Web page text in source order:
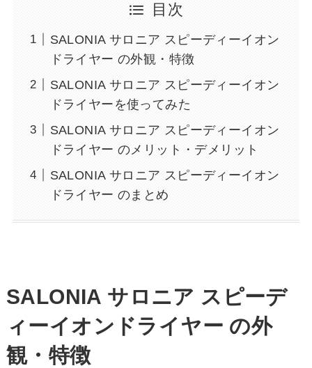
目次
SALONIA サロニア スピーディーイオン
ドライヤー の外観・特徴
SALONIA サロニア スピーディーイオン
ドライヤーを使ってみた
SALONIA サロニア スピーディーイオン
ドライヤー のメリット・デメリット
SALONIA サロニア スピーディーイオン
ドライヤー のまとめ
SALONIA サロニア スピーデ
ィーイオンドライヤー の外
観・特徴